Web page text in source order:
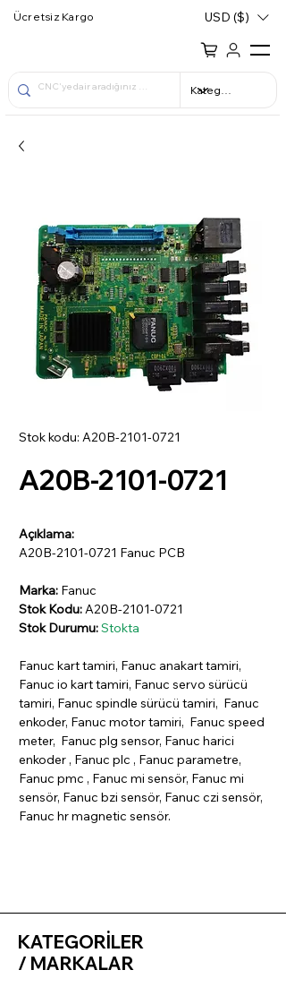
Ücretsiz Kargo USD ($)
Stok kodu: A20B-2101-0721
A20B-2101-0721
Açıklama:
A20B-2101-0721 Fanuc PCB
Marka: Fanuc
Stok Kodu:A20B-2101-0721
Stok Durumu:Stokta
Fanuc kart tamiri, Fanuc anakart tamiri,
Fanuc io kart tamiri, Fanuc servo sürücü
tamiri, Fanuc spindle sürücü tamiri, Fanuc
enkoder, Fanuc motor tamiri, Fanuc speed
meter, Fanuc plg sensor, Fanuc harici
enkoder , Fanuc plc , Fanuc parametre,
Fanuc pmc , Fanuc mi sensör, Fanuc mi
sensör, Fanuc bzi sensör, Fanuc czi sensör,
Fanuc hr magnetic sensör.
KATEGORİLER
/ MARKALAR